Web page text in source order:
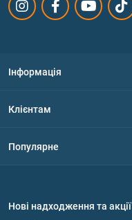
Інформація
Політика конфіденційності
Обмін та повернення
Клієнтам
Популярне
Протеїн
Нові надходження та акції